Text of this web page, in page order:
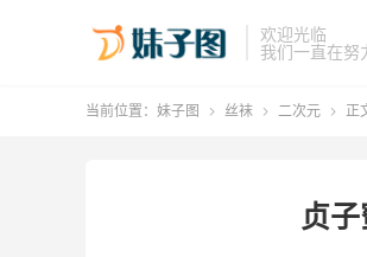
欢迎光临
我们一直在努
当前位置： 妹子图  丝袜  二次元  正
贞